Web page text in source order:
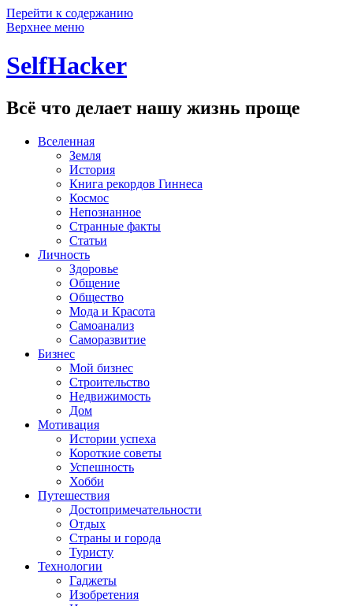
Перейти к содержанию
Верхнее меню
SelfHacker
Всё что делает нашу жизнь проще
Вселенная
Земля
История
Книга рекордов Гиннеса
Космос
Непознанное
Странные факты
Статьи
Личность
Здоровье
Общение
Общество
Мода и Красота
Самоанализ
Саморазвитие
Бизнес
Мой бизнес
Строительство
Недвижимость
Дом
Мотивация
Истории успеха
Короткие советы
Успешность
Хобби
Путешествия
Достопримечательности
Отдых
Страны и города
Туристу
Технологии
Гаджеты
Изобретения